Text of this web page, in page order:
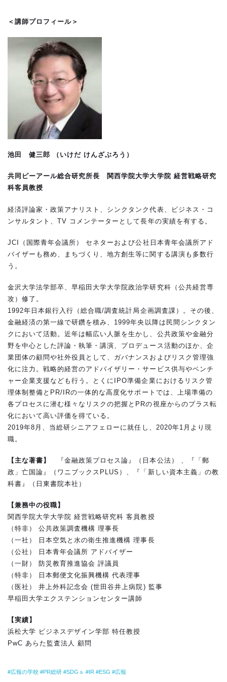
＜講師プロフィール＞
池田 健三郎 （いけだ けんざぶろう）
共同ピーアール総合研究所長 関西学院大学大学院 経営戦略研究
科客員教授
経済評論家・政策アナリスト、シンクタンク代表、ビジネス・コ
ンサルタント、TV コメンテーターとして長年の実績を有する。
JCI（国際青年会議所） セネターおよび公社日本青年会議所アド
バイザーも務め、まちづくり、地方創生等に関する講演も多数行
う。
金沢大学法学部卒、早稲田大学大学院政治学研究科（公共経営専
攻）修了。
1992年日本銀行入行（総合職/調査統計局企画調査課）。その後、
金融経済の第一線で研鑽を積み、1999年央以降は民間シンクタン
クにおいて活動。近年は幅広い人脈を生かし、公共政策や金融分
野を中心とした評論・執筆・講演、プロデュース活動のほか、企
業団体の顧問や社外役員として、ガバナンスおよびリスク管理強
化に注力。戦略的経営のアドバイザリー・サービス供与やベンチ
ャー企業支援なども行う。とくにIPO準備企業におけるリスク管
理体制整備とPR/IRの一体的な高度化サポートでは、上場準備の
各プロセスに潜む様々なリスクの把握とPRの視座からのプラス転
化において高い評価を得ている。
2019年8月、当総研シニアフェローに就任し、2020年1月より現
職。
【主な著書】
『金融政策プロセス論』（日本公法） 、『「郵
政」亡国論』（ワニブックスPLUS）、『「新しい資本主義」の教
科書』（日東書院本社）
【兼務中の役職】
関西学院大学大学院 経営戦略研究科 客員教授
（特非） 公共政策調査機構 理事長
（一社） 日本空気と水の衛生推進機構 理事長
（公社） 日本青年会議所 アドバイザー
（一財） 防災教育推進協会 評議員
（特非） 日本郵便文化振興機構 代表理事
（医社） 井上外科記念会 (世田谷井上病院) 監事
早稲田大学エクステンションセンター講師
【実績】
浜松大学 ビジネスデザイン学部 特任教授
PwC あらた監査法人 顧問
広報の学校 PR総研 SDGｓ IR ESG 広報